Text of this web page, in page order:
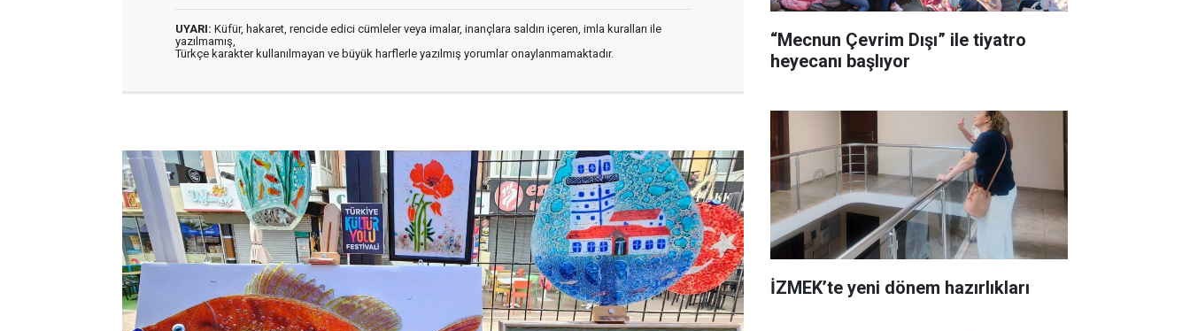
UYARI: Küfür, hakaret, rencide edici cümleler veya imalar, inançlara saldırı içeren, imla kuralları ile
yazılmamış,
Türkçe karakter kullanılmayan ve büyük harflerle yazılmış yorumlar onaylanmamaktadır.
“Mecnun Çevrim Dışı” ile tiyatro
heyecanı başlıyor
İZMEK’te yeni dönem hazırlıkları